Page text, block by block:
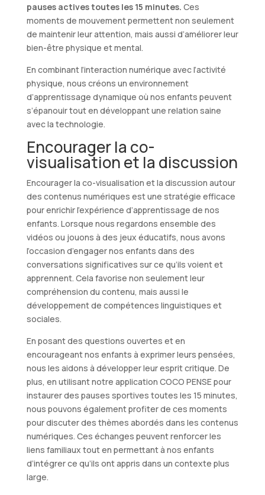
pauses actives toutes les 15 minutes. Ces
moments de mouvement permettent non seulement
de maintenir leur attention, mais aussi d’améliorer leur
bien-être physique et mental.
En combinant l’interaction numérique avec l’activité
physique, nous créons un environnement
d’apprentissage dynamique où nos enfants peuvent
s’épanouir tout en développant une relation saine
avec la technologie.
Encourager la co-
visualisation et la discussion
Encourager la co-visualisation et la discussion autour
des contenus numériques est une stratégie efficace
pour enrichir l’expérience d’apprentissage de nos
enfants. Lorsque nous regardons ensemble des
vidéos ou jouons à des jeux éducatifs, nous avons
l’occasion d’engager nos enfants dans des
conversations significatives sur ce qu’ils voient et
apprennent. Cela favorise non seulement leur
compréhension du contenu, mais aussi le
développement de compétences linguistiques et
sociales.
En posant des questions ouvertes et en
encourageant nos enfants à exprimer leurs pensées,
nous les aidons à développer leur esprit critique. De
plus, en utilisant notre application COCO PENSE pour
instaurer des pauses sportives toutes les 15 minutes,
nous pouvons également profiter de ces moments
pour discuter des thèmes abordés dans les contenus
numériques. Ces échanges peuvent renforcer les
liens familiaux tout en permettant à nos enfants
d’intégrer ce qu’ils ont appris dans un contexte plus
large.